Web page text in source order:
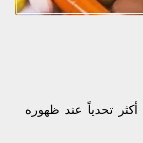
تحدياً عند ظهوره